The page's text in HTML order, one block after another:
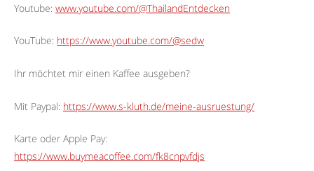
Youtube: www.youtube.com/@ThailandEntdecken
YouTube: https://www.youtube.com/@sedw
Ihr möchtet mir einen Kaffee ausgeben?
Mit Paypal: https://www.s-kluth.de/meine-ausruestung/
Karte oder Apple Pay:
https://www.buymeacoffee.com/fk8cnpvfdjs